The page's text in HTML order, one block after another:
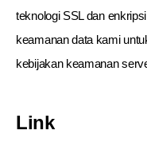
teknologi SSL dan
keamanan data kami
kebijakan keamanan
Link